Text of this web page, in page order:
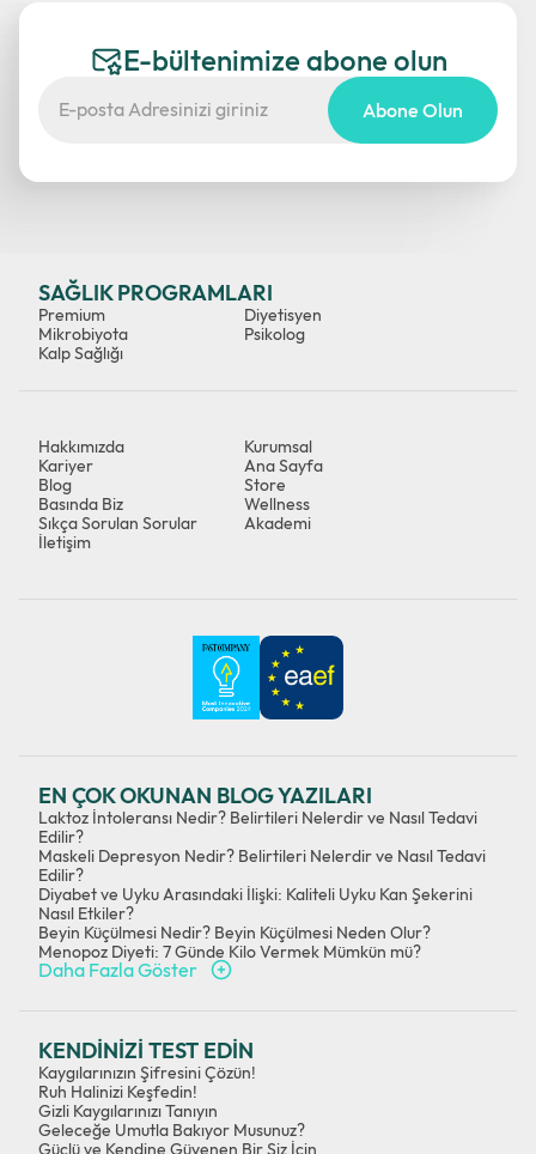
E-bültenimize abone olun
Abone Olun
SAĞLIK PROGRAMLARI
Premium
Mikrobiyota
Kalp Sağlığı
Diyetisyen
Psikolog
Hakkımızda
Kurumsal
Kariyer
Ana Sayfa
Blog
Store
Basında Biz
Wellness
Sıkça Sorulan Sorular
Akademi
İletişim
EN ÇOK OKUNAN BLOG YAZILARI
Laktoz İntoleransı Nedir? Belirtileri Nelerdir ve Nasıl Tedavi
Edilir?
Maskeli Depresyon Nedir? Belirtileri Nelerdir ve Nasıl Tedavi
Edilir?
Diyabet ve Uyku Arasındaki İlişki: Kaliteli Uyku Kan Şekerini
Nasıl Etkiler?
Beyin Küçülmesi Nedir? Beyin Küçülmesi Neden Olur?
Menopoz Diyeti: 7 Günde Kilo Vermek Mümkün mü?
Daha Fazla Göster
KENDİNİZİ TEST EDİN
Kaygılarınızın Şifresini Çözün!
Ruh Halinizi Keşfedin!
Gizli Kaygılarınızı Tanıyın
Geleceğe Umutla Bakıyor Musunuz?
Güçlü ve Kendine Güvenen Bir Siz İçin